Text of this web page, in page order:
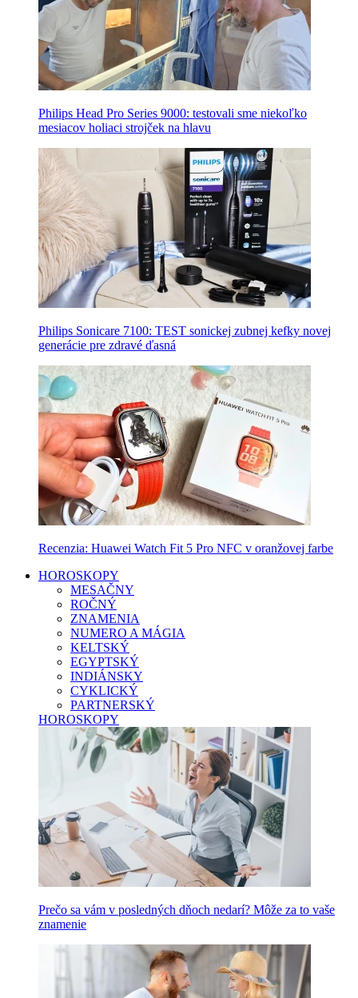
Philips Head Pro Series 9000: testovali sme niekoľko
mesiacov holiaci strojček na hlavu
Philips Sonicare 7100: TEST sonickej zubnej kefky novej
generácie pre zdravé ďasná
Recenzia: Huawei Watch Fit 5 Pro NFC v oranžovej farbe
HOROSKOPY
MESAČNY
ROČNÝ
ZNAMENIA
NUMERO A MÁGIA
KELTSKÝ
EGYPTSKÝ
INDIÁNSKY
CYKLICKÝ
PARTNERSKÝ
HOROSKOPY
Prečo sa vám v posledných dňoch nedarí? Môže za to vaše
znamenie